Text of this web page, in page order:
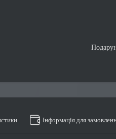
Інформація для